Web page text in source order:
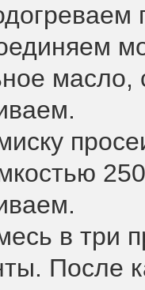
масло,
в три
После